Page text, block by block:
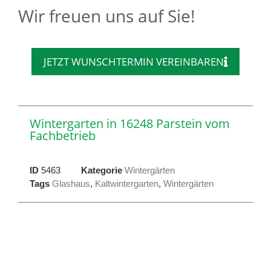
Wir freuen uns auf Sie!
JETZT WUNSCHTERMIN VEREINBAREN
Wintergarten in 16248 Parstein vom
Fachbetrieb
ID 5463 Kategorie Wintergärten
Tags Glashaus, Kaltwintergarten, Wintergärten